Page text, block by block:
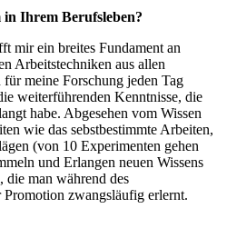
Ihrem Berufsleben?
mir ein breites Fundament an
Arbeitstechniken aus allen
meine Forschung jeden Tag
weiterführenden Kenntnisse, die
habe. Abgesehen vom Wissen
wie das sebstbestimmte Arbeiten,
(von 10 Experimenten gehen
und Erlangen neuen Wissens
man während des
zwangsläufig erlernt.